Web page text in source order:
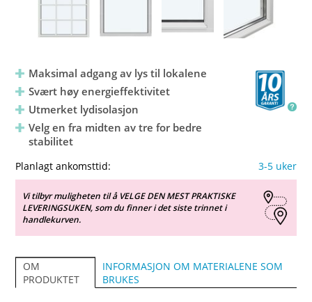
Maksimal adgang av lys til lokalene
Svært høy energieffektivitet
Utmerket lydisolasjon
Velg en fra midten av tre for bedre
stabilitet
Planlagt ankomsttid: 3-5 uker
Vi tilbyr muligheten til å VELGE DEN MEST PRAKTISKE
LEVERINGSUKEN, som du finner i det siste trinnet i
handlekurven.
OM
PRODUKTET
INFORMASJON OM MATERIALENE SOM
BRUKES